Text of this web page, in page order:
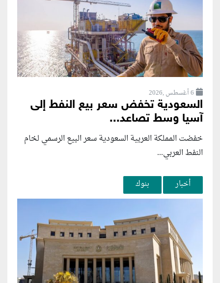
6 أغسطس ,2026
السعودية تخفض سعر بيع النفط إلى
آسيا وسط تصاعد...
خفضت المملكة العربية السعودية سعر البيع الرسمي لخام
النفط العربي...
أخبار بنوك